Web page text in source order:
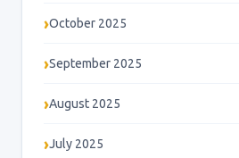
October 2025
September 2025
August 2025
July 2025